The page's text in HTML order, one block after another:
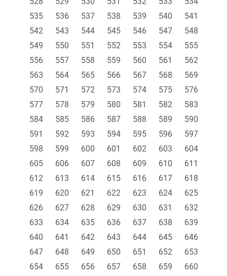
535
536 537 538 539 540
541
542
543 544 545 546 547
548
549
550 551 552 553 554
555
556
557 558 559 560 561
562
563
564 565 566 567 568
569
570
571 572 573 574 575
576
577
578 579 580 581 582
583
584
585 586 587 588 589
590
591
592 593 594 595 596
597
598
599 600 601 602 603
604
605
606 607 608 609 610
611
612
613 614 615 616 617
618
619
620 621 622 623 624
625
626
627 628 629 630 631
632
633
634 635 636 637 638
639
640
641 642 643 644 645
646
647
648 649 650 651 652
653
654
655 656 657 658 659
660